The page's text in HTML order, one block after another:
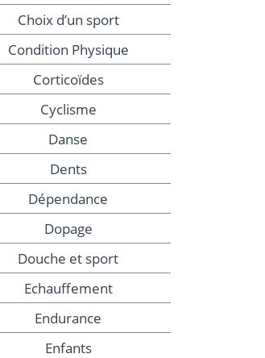
Choix d’un sport
Condition Physique
Corticoïdes
Cyclisme
Danse
Dents
Dépendance
Dopage
Douche et sport
Echauffement
Endurance
Enfants